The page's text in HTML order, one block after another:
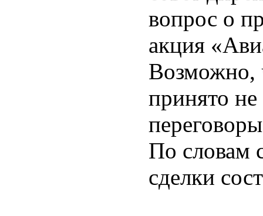
вопрос о
акция
Возможно,
принято
По словам
сделки